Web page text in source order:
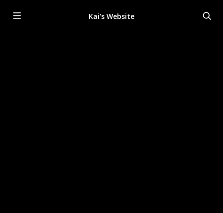
Kai's Website